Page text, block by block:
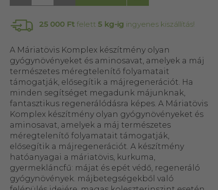
25 000 Ftfelett 5 kg-ig ingyenes kiszállítás!
A Máriatövis Komplex készítmény olyan
gyógynövényeket és aminosavat, amelyek a máj
természetes méregtelenítő folyamatait
támogatják, elősegítik a májregenerációt. Ha
minden segítséget megadunk májunknak,
fantasztikus regenerálódásra képes. A Máriatövis
Komplex készítmény olyan gyógynövényeket és
aminosavat, amelyek a máj természetes
méregtelenítő folyamatait támogatják,
elősegítik a májregenerációt. A készítmény
hatóanyagai a máriatövis, kurkuma,
gyermekláncfű: májat és epét védő, regeneráló
gyógynövények. májbetegségekből való